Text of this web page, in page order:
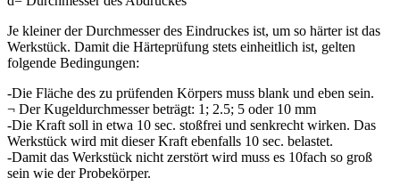
Je kleiner der Durchmesser des Eindruckes ist, um so härter ist das
Werkstück. Damit die Härteprüfung stets einheitlich ist, gelten
folgende Bedingungen:
-Die Fläche des zu prüfenden Körpers muss blank und eben sein.
¬ Der Kugeldurchmesser beträgt: 1; 2.5; 5 oder 10 mm
-Die Kraft soll in etwa 10 sec. stoßfrei und senkrecht wirken. Das
Werkstück wird mit dieser Kraft ebenfalls 10 sec. belastet.
-Damit das Werkstück nicht zerstört wird muss es 10fach so groß
sein wie der Probekörper.